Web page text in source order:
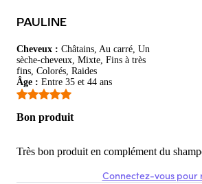
PAULINE
Cheveux : Châtains, Au carré, Un
sèche-cheveux, Mixte, Fins à très
fins, Colorés, Raides
Âge : Entre 35 et 44 ans
Bon produit
Très bon produit en complément du
Connectez-vous pour